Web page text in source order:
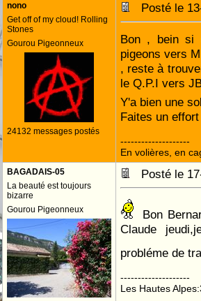
nono
Get off of my cloud! Rolling
Stones
Gourou Pigeonneux
24132 messages postés
Posté le
Bon , bein si
pigeons vers
, reste à
le Q.P.I vers
Y'a bien une
Faites un
--------------------
En volières, en
BAGADAIS-05
La beauté est toujours
bizarre
Gourou Pigeonneux
Posté le
Bon
Claude
probléme de
--------------------
Les Hautes